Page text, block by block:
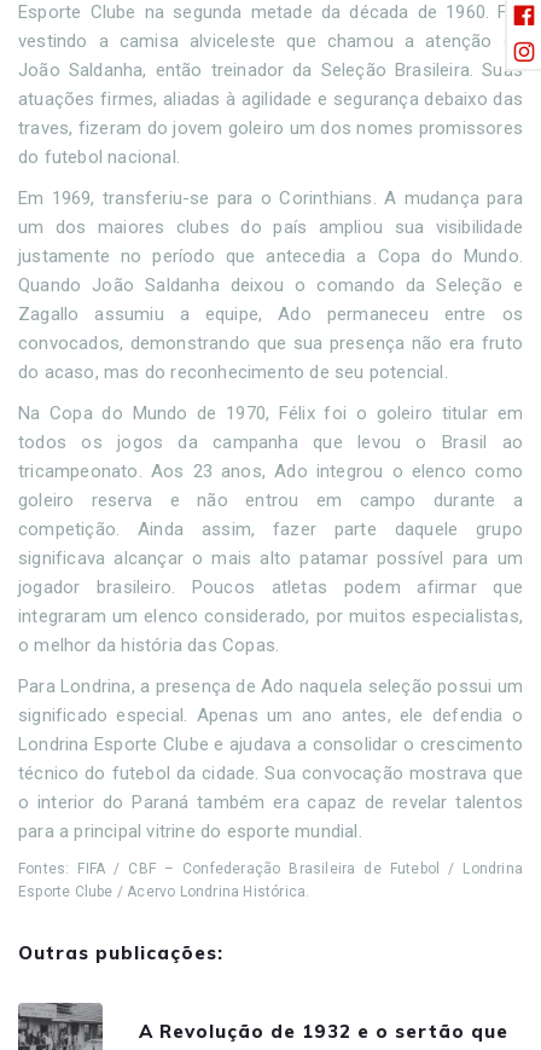
Esporte Clube na segunda metade da década de 1960. Foi
vestindo a camisa alviceleste que chamou a atenção de
João Saldanha, então treinador da Seleção Brasileira. Suas
atuações firmes, aliadas à agilidade e segurança debaixo das
traves, fizeram do jovem goleiro um dos nomes promissores
do futebol nacional.
Em 1969, transferiu-se para o Corinthians. A mudança para
um dos maiores clubes do país ampliou sua visibilidade
justamente no período que antecedia a Copa do Mundo.
Quando João Saldanha deixou o comando da Seleção e
Zagallo assumiu a equipe, Ado permaneceu entre os
convocados, demonstrando que sua presença não era fruto
do acaso, mas do reconhecimento de seu potencial.
Na Copa do Mundo de 1970, Félix foi o goleiro titular em
todos os jogos da campanha que levou o Brasil ao
tricampeonato. Aos 23 anos, Ado integrou o elenco como
goleiro reserva e não entrou em campo durante a
competição. Ainda assim, fazer parte daquele grupo
significava alcançar o mais alto patamar possível para um
jogador brasileiro. Poucos atletas podem afirmar que
integraram um elenco considerado, por muitos especialistas,
o melhor da história das Copas.
Para Londrina, a presença de Ado naquela seleção possui um
significado especial. Apenas um ano antes, ele defendia o
Londrina Esporte Clube e ajudava a consolidar o crescimento
técnico do futebol da cidade. Sua convocação mostrava que
o interior do Paraná também era capaz de revelar talentos
para a principal vitrine do esporte mundial.
Fontes: FIFA / CBF – Confederação Brasileira de Futebol / Londrina
Esporte Clube / Acervo Londrina Histórica.
Outras publicações:
A Revolução de 1932 e o sertão que